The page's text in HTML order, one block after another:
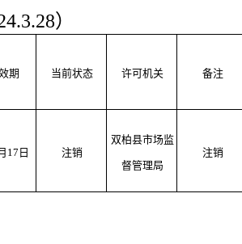
）
期 当前状态 许可机关 备注
17日 注销
双柏县市场监
督管理局
注销